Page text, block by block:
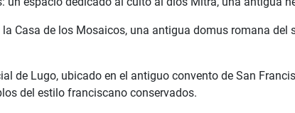
Casa de los Mosaicos, una antigua domus romana
de Lugo, ubicado en el antiguo convento de San
del estilo franciscano conservados.